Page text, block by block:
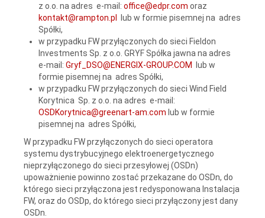
z o.o. na adres e-mail: office@edpr.com oraz
kontakt@rampton.pl
lub w formie pisemnej na adres
Spółki,
w przypadku FW przyłączonych do sieci Fieldon
Investments Sp. z o.o. GRYF Spółka jawna na adres
e-mail: Gryf_DSO@ENERGIX-GROUP.COM
lub w
formie pisemnej na adres Spółki,
w przypadku FW przyłączonych do sieci Wind Field
Korytnica Sp. z o.o. na adres e-mail:
OSDKorytnica@greenart-am.com lub w formie
pisemnej na adres Spółki,
W przypadku FW przyłączonych do sieci operatora
systemu dystrybucyjnego elektroenergetycznego
nieprzyłączonego do sieci przesyłowej (OSDn)
upoważnienie powinno zostać przekazane do OSDn, do
którego sieci przyłączona jest redysponowana Instalacja
FW, oraz do OSDp, do którego sieci przyłączony jest dany
OSDn.